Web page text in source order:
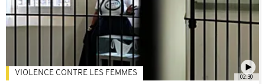
02:30
VIOLENCE CONTRE LES FEMMES